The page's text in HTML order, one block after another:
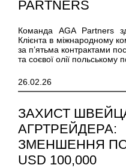
PARTNERS
Команда AGA Partners
Клієнта в міжнародному
за п’ятьма контрактами
та соєвої олії польському
26.02.26
ЗАХИСТ
АГРТРЕЙДЕРА:
ЗМЕНШЕННЯ
USD 100,000